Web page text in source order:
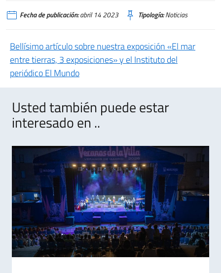
Fecha de publicación:abril 14 2023 Tipología:Noticias
Bellísimo artículo sobre nuestra exposición «El mar
entre tierras, 3 exposiciones» y el Instituto del
periódico El Mundo
Usted también puede estar
interesado en ..